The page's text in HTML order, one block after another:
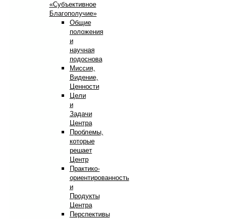
«Субъективное
Благополучие»
Общие
положения
и
научная
подоснова
Миссия,
Видение,
Ценности
Цели
и
Задачи
Центра
Проблемы,
которые
решает
Центр
Практико-
ориентированность
и
Продукты
Центра
Перспективы